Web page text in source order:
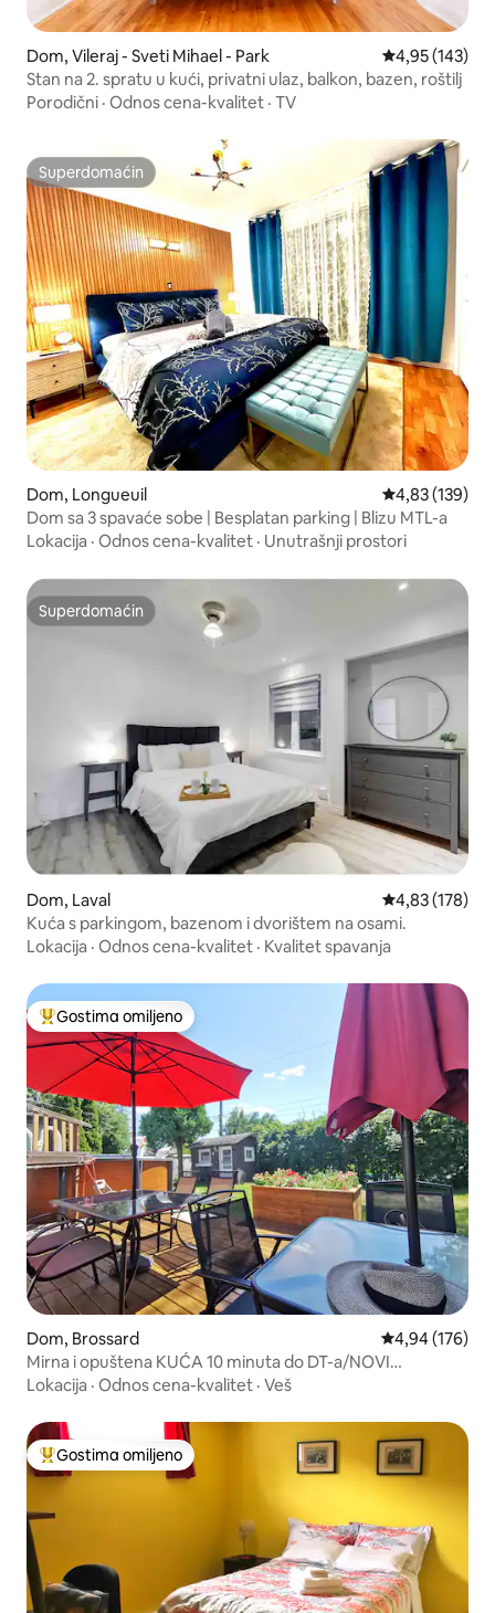
Dom, Vileraj - Sveti Mihael - Park Prosečna
4,95 (143)
Stan na 2. spratu u kući, privatni ulaz, balkon, bazen, roštilj
Porodični · Odnos cena-kvalitet · TV
Superdomaćin
Superdomaćin
Dom, Longueuil Prosečna
4,83 (139)
Dom sa 3 spavaće sobe | Besplatan parking | Blizu MTL-a
Lokacija · Odnos cena-kvalitet · Unutrašnji prostori
Superdomaćin
Superdomaćin
Dom, Laval Prosečna
4,83 (178)
Kuća s parkingom, bazenom i dvorištem na osami.
Lokacija · Odnos cena-kvalitet · Kvalitet spavanja
Najuspešniji među gostima omiljenim
Gostima omiljeno
Dom, Brossard Prosečna
4,94 (176)
Mirna i opuštena KUĆA 10 minuta do DT-a/NOVI
BAZEN/besplatan parking
Lokacija · Odnos cena-kvalitet · Veš
Najuspešniji među gostima omiljenim
Gostima omiljeno